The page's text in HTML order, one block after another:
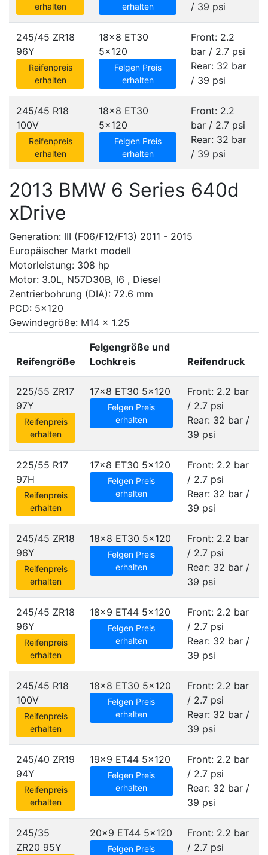
erhalten
erhalten
/ 39 psi
245/45 ZR18
96Y
Reifenpreis
erhalten
18x8 ET30
5x120
Felgen Preis
erhalten
Front: 2.2
bar / 2.7 psi
Rear: 32 bar
/ 39 psi
245/45 R18
100V
Reifenpreis
erhalten
18x8 ET30
5x120
Felgen Preis
erhalten
Front: 2.2
bar / 2.7 psi
Rear: 32 bar
/ 39 psi
2013 BMW 6 Series 640d
xDrive
Generation: III (F06/F12/F13) 2011 - 2015
Europäischer Markt modell
Motorleistung: 308 hp
Motor: 3.0L, N57D30B, I6 , Diesel
Zentrierbohrung (DIA): 72.6 mm
PCD: 5x120
Gewindegröße: M14 x 1.25
Reifengröße
Felgengröße und
Lochkreis
Reifendruck
225/55 ZR17
97Y
Reifenpreis
erhalten
17x8 ET30 5x120
Felgen Preis
erhalten
Front: 2.2 bar
/ 2.7 psi
Rear: 32 bar /
39 psi
225/55 R17
97H
Reifenpreis
erhalten
17x8 ET30 5x120
Felgen Preis
erhalten
Front: 2.2 bar
/ 2.7 psi
Rear: 32 bar /
39 psi
245/45 ZR18
96Y
Reifenpreis
erhalten
18x8 ET30 5x120
Felgen Preis
erhalten
Front: 2.2 bar
/ 2.7 psi
Rear: 32 bar /
39 psi
245/45 ZR18
96Y
Reifenpreis
erhalten
18x9 ET44 5x120
Felgen Preis
erhalten
Front: 2.2 bar
/ 2.7 psi
Rear: 32 bar /
39 psi
245/45 R18
100V
Reifenpreis
erhalten
18x8 ET30 5x120
Felgen Preis
erhalten
Front: 2.2 bar
/ 2.7 psi
Rear: 32 bar /
39 psi
245/40 ZR19
94Y
Reifenpreis
erhalten
19x9 ET44 5x120
Felgen Preis
erhalten
Front: 2.2 bar
/ 2.7 psi
Rear: 32 bar /
39 psi
245/35
ZR20 95Y
20x9 ET44 5x120
Felgen Preis
Front: 2.2 bar
/ 2.7 psi